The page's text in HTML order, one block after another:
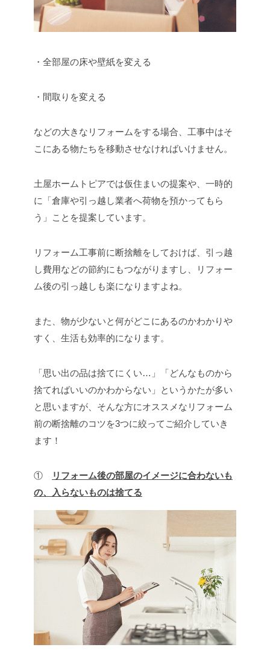
・全部屋の床や壁紙を変える
・間取りを変える
などの大きなリフォームをする場合、工事中はそ
こにある物たちを移動させなければいけません。
土屋ホームトピアでは仮住まいの提案や、一時的
に「倉庫や引っ越し業者へ荷物を預かってもら
う」ことを提案しています。
リフォーム工事前に断捨離をしておけば、引っ越
し費用などの節約にもつながりますし、リフォー
ム後の引っ越しも楽になりますよね。
また、物が少ないと何がどこにあるのかわかりや
すく、生活も効率的になります。
「思い出の品は捨てにくい…」「どんなものから
捨てればいいのかわからない」というかたが多い
と思いますが、そんな方にオススメなリフォーム
前の断捨離のコツを3つに絞ってご紹介していき
ます！
①
リフォーム後の部屋のイメージに合わないも
の、入らないものは捨てる